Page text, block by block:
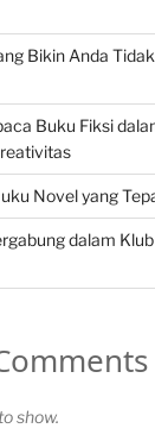
Bikin Anda
Buku Fiksi
Novel yang
dalam
show.